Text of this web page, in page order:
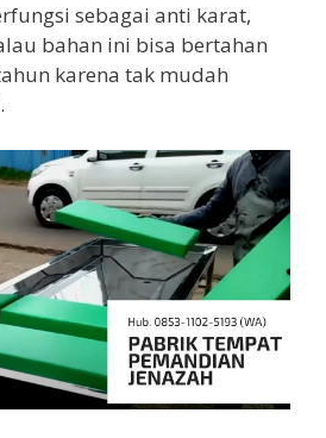
sebagai anti karat,
bahan ini bisa bertahan
karena tak mudah